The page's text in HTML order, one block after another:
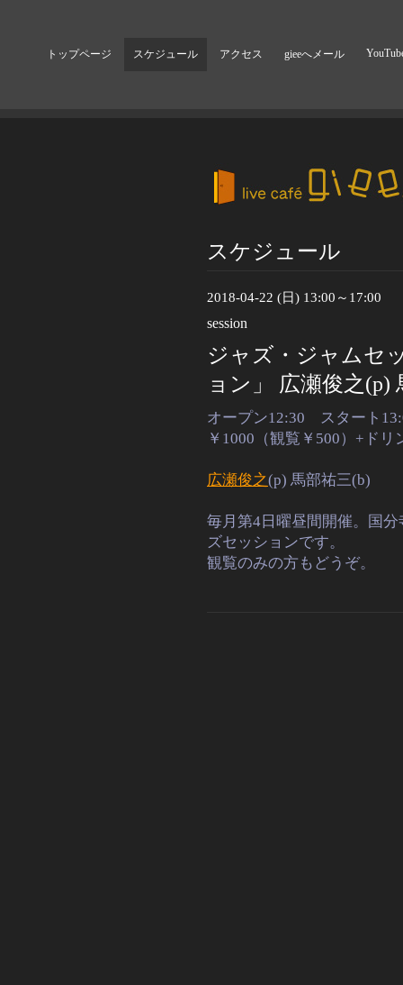
トップページ スケジュール アクセス gieeへメール
スケジュール
2018-04-22 (日) 13:00～17:00
session
ジャズ・ジャムセ
ョン」 広瀬俊之(p)
オープン12:30 スタート
￥1000（観覧￥500）+ドリ
広瀬俊之(p) 馬部祐三(b)
毎月第4日曜昼間開催。国
ズセッションです。
観覧のみの方もどうぞ。